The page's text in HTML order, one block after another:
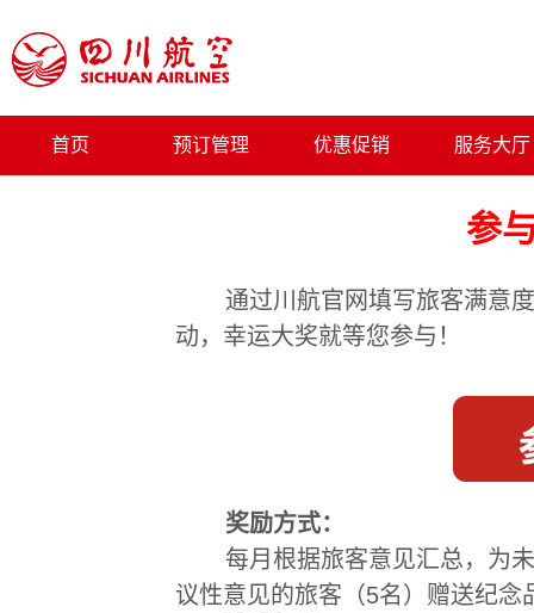
首页 预订管理 优惠促销 服务大厅
参
通过川航官网填写旅客满意度
动，幸运大奖就等您参与！
奖励方式：
每月根据旅客意见汇总，为未
议性意见的旅客（5名）赠送纪念